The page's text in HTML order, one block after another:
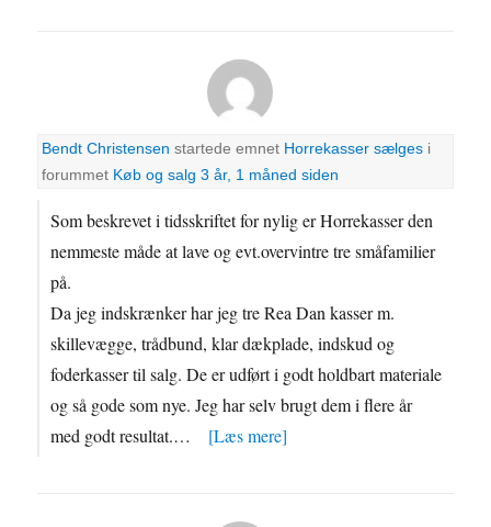
Bendt Christensen startede emnet Horrekasser sælges i
forummet Køb og salg 3 år, 1 måned siden
Som beskrevet i tidsskriftet for nylig er Horrekasser den
nemmeste måde at lave og evt.overvintre tre småfamilier
på.
Da jeg indskrænker har jeg tre Rea Dan kasser m.
skillevægge, trådbund, klar dækplade, indskud og
foderkasser til salg. De er udført i godt holdbart materiale
og så gode som nye. Jeg har selv brugt dem i flere år
med godt resultat.…
[Læs mere]